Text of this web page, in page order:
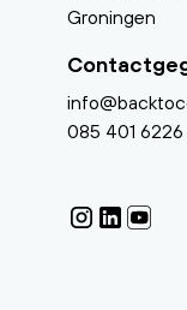
Groningen
085 401 6226